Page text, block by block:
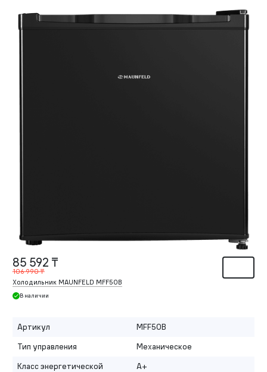
85 592 ₸
106 990 ₸
Холодильник MAUNFELD MFF50B
В наличии
Артикул
MFF50B
Тип управления
Механическое
Класс энергетической
A+